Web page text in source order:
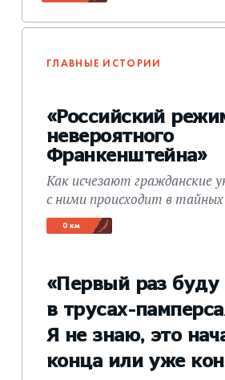
ГЛАВНЫЕ ИСТОРИИ
«Российский
невероятного
Франкенштейна»
Как исчезают гражданские
с ними происходит в
0 км
«Первый раз буду
в трусах-
Я не знаю, это
конца или уже